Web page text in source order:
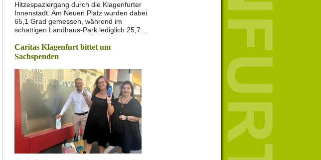
Hitzespaziergang durch die Klagenfurter
Innenstadt. Am Neuen Platz wurden dabei
65,1 Grad gemessen, während im
schattigen Landhaus-Park lediglich 25,7…
Caritas Klagenfurt bittet um
Sachspenden